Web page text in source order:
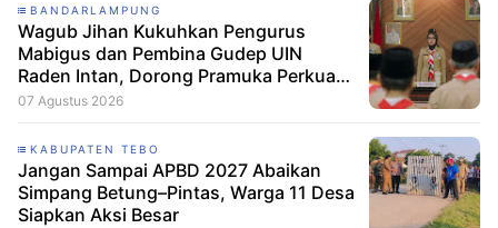
BANDARLAMPUNG
Wagub Jihan Kukuhkan Pengurus
Mabigus dan Pembina Gudep UIN
Raden Intan, Dorong Pramuka Perkuat
Karakter Generasi Muda
07 Agustus 2026
KABUPATEN TEBO
Jangan Sampai APBD 2027 Abaikan
Simpang Betung–Pintas, Warga 11 Desa
Siapkan Aksi Besar